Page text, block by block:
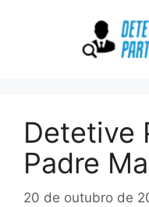
Detetive
Padre
20 de outubro de